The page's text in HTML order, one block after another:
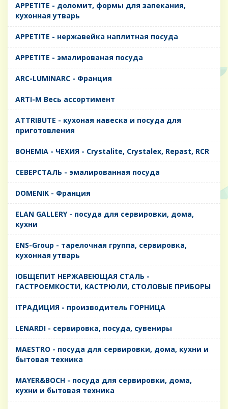
APPETITE - доломит, формы для запекания,
кухонная утварь
APPETITE - нержавейка наплитная посуда
APPETITE - эмалированая посуда
ARC-LUMINARC - Франция
ARTI-M Весь ассортимент
ATTRIBUTE - кухоная навеска и посуда для
приготовления
BOHEMIA - ЧЕХИЯ - Crystalite, Crystalex, Repast, RCR
CЕВЕРСТАЛЬ - эмалированная посуда
DOMENIK - Франция
ELAN GALLERY - посуда для сервировки, дома,
кухни
ENS-Group - тарелочная группа, сервировка,
кухонная утварь
IОБЩЕПИТ НЕРЖАВЕЮЩАЯ СТАЛЬ -
ГАСТРОЕМКОСТИ, КАСТРЮЛИ, СТОЛОВЫЕ ПРИБОРЫ
IТРАДИЦИЯ - производитель ГОРНИЦА
LENARDI - сервировка, посуда, сувениры
MAESTRO - посуда для сервировки, дома, кухни и
бытовая техника
MAYER&BOCH - посуда для сервировки, дома,
кухни и бытовая техника